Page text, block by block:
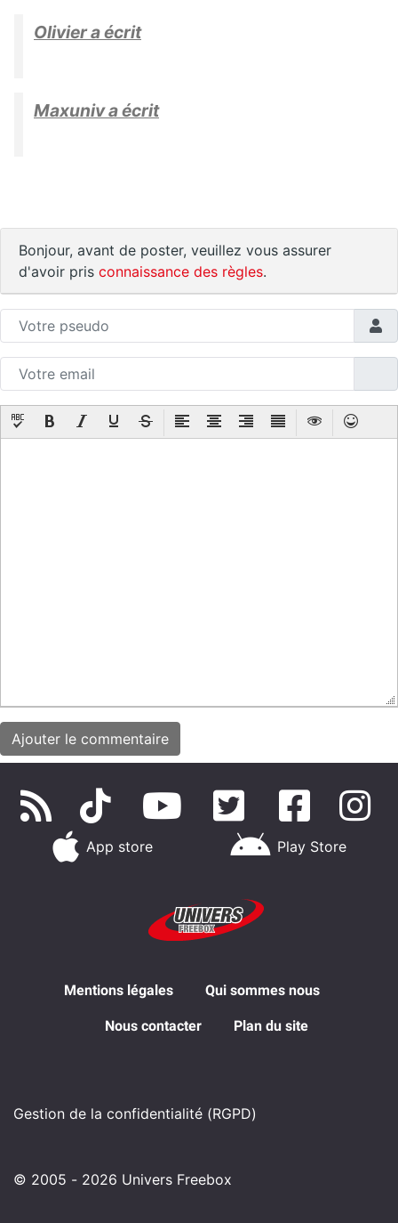
Olivier a écrit
Maxuniv a écrit
Bonjour, avant de poster, veuillez vous assurer
d'avoir pris connaissance des règles.
App store Play Store
Mentions légales Qui sommes nous
Nous contacter Plan du site
Gestion de la confidentialité (RGPD)
© 2005 - 2026 Univers Freebox